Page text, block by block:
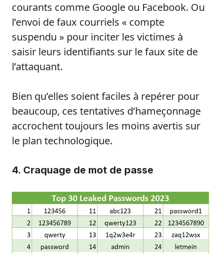
courants comme Google ou Facebook. Ou
l’envoi de faux courriels « compte
suspendu » pour inciter les victimes à
saisir leurs identifiants sur le faux site de
l’attaquant.
Bien qu’elles soient faciles à repérer pour
beaucoup, ces tentatives d’hameçonnage
accrochent toujours les moins avertis sur
le plan technologique.
4. Craquage de mot de passe